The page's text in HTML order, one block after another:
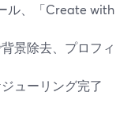
ル、「Create with
景除去、プロフィ
ューリング完了